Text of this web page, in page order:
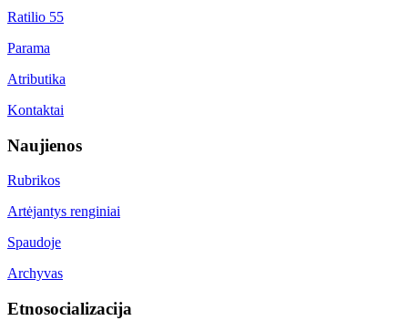
Ratilio 55
Parama
Atributika
Kontaktai
Naujienos
Rubrikos
Artėjantys renginiai
Spaudoje
Archyvas
Etnosocializacija